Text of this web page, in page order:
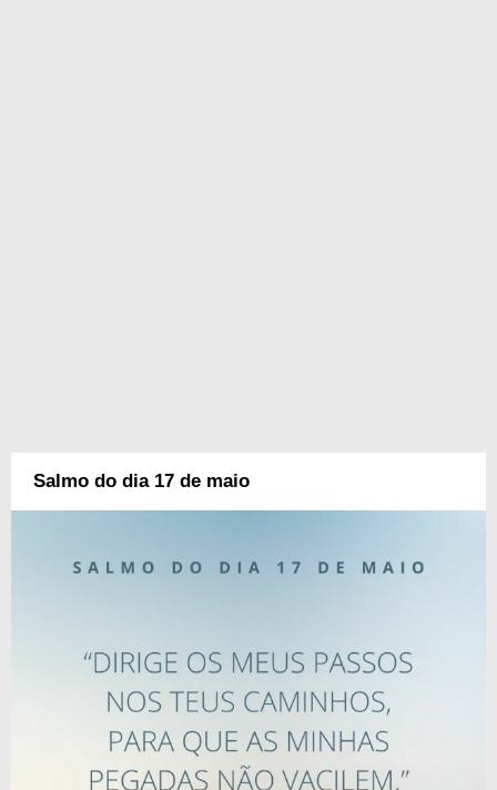
Salmo do dia 17 de maio